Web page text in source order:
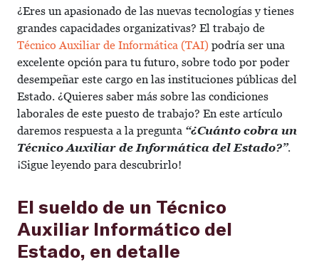
¿Eres un apasionado de las nuevas tecnologías y tienes
grandes capacidades organizativas? El trabajo de
Técnico Auxiliar de Informática (TAI) podría ser una
excelente opción para tu futuro, sobre todo por poder
desempeñar este cargo en las instituciones públicas del
Estado. ¿Quieres saber más sobre las condiciones
laborales de este puesto de trabajo? En este artículo
daremos respuesta a la pregunta “¿Cuánto cobra un
Técnico Auxiliar de Informática del Estado?”.
¡Sigue leyendo para descubrirlo!
El sueldo de un Técnico
Auxiliar Informático del
Estado, en detalle